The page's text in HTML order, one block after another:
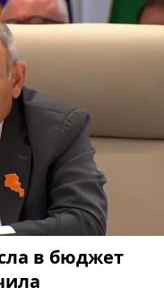
в бюджет